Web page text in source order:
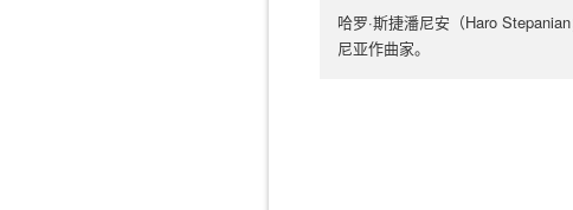
哈罗·斯捷潘尼安（Haro
尼亚作曲家。